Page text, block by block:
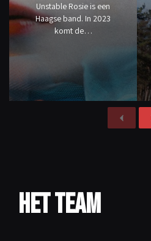
Unstable Rosie is een
Haagse band. In 2023
komt de…
Het team